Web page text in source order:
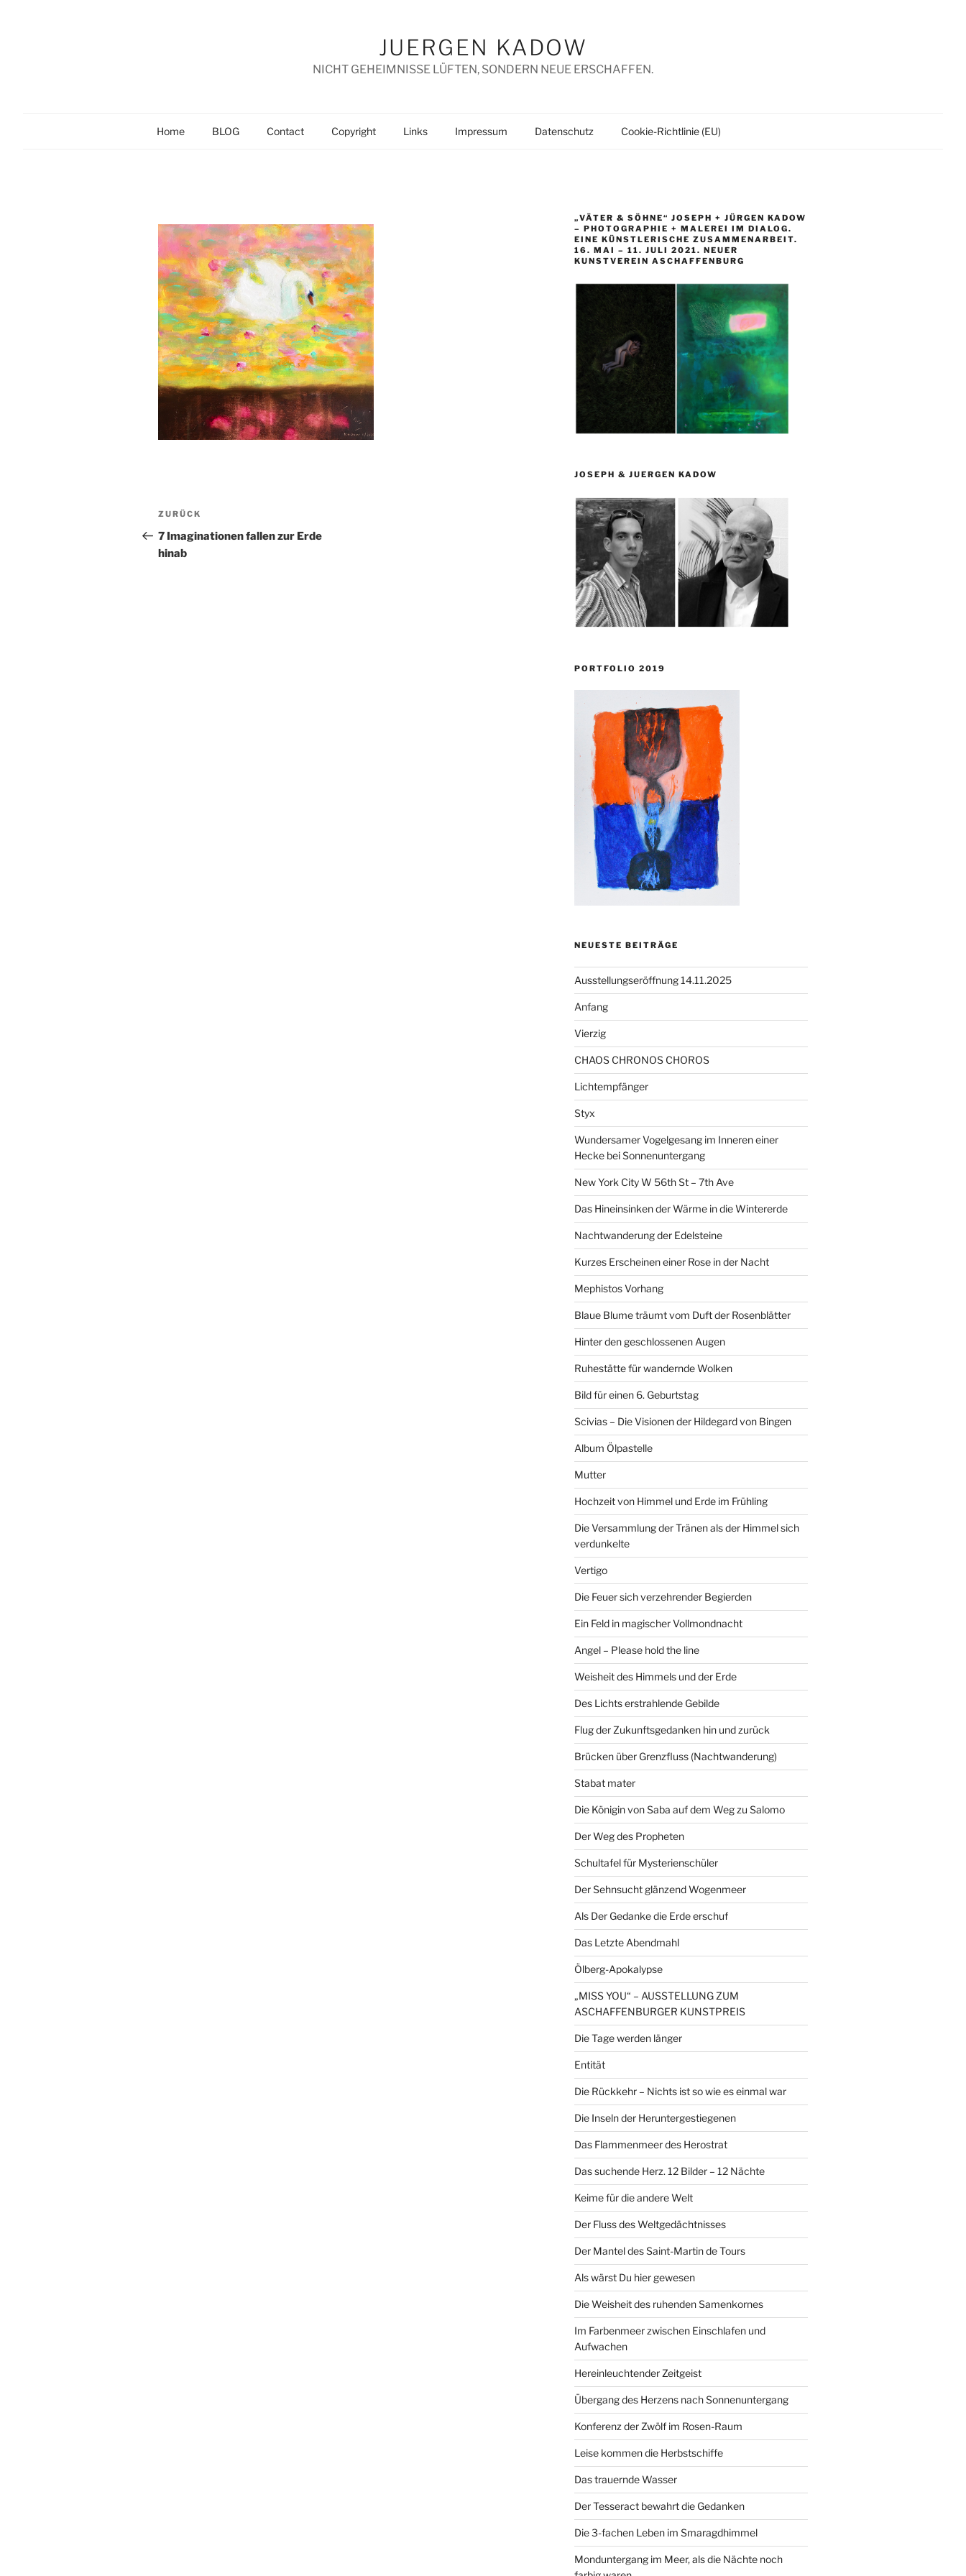
JUERGEN KADOW
NICHT GEHEIMNISSE LÜFTEN, SONDERN NEUE ERSCHAFFEN.
Home BLOG Contact Copyright Links Impressum Datenschutz Cookie-Richtlinie (EU)
Beitragsnavigation
Vorheriger
Beitrag
ZURÜCK
7 Imaginationen fallen zur Erde
hinab
„VÄTER & SÖHNE“ JOSEPH + JÜRGEN KADOW
– PHOTOGRAPHIE + MALEREI IM DIALOG.
EINE KÜNSTLERISCHE ZUSAMMENARBEIT.
16. MAI – 11. JULI 2021. NEUER
KUNSTVEREIN ASCHAFFENBURG
JOSEPH & JUERGEN KADOW
PORTFOLIO 2019
NEUESTE BEITRÄGE
Ausstellungseröffnung 14.11.2025
Anfang
Vierzig
CHAOS CHRONOS CHOROS
Lichtempfänger
Styx
Wundersamer Vogelgesang im Inneren einer
Hecke bei Sonnenuntergang
New York City W 56th St – 7th Ave
Das Hineinsinken der Wärme in die Wintererde
Nachtwanderung der Edelsteine
Kurzes Erscheinen einer Rose in der Nacht
Mephistos Vorhang
Blaue Blume träumt vom Duft der Rosenblätter
Hinter den geschlossenen Augen
Ruhestätte für wandernde Wolken
Bild für einen 6. Geburtstag
Scivias – Die Visionen der Hildegard von Bingen
Album Ölpastelle
Mutter
Hochzeit von Himmel und Erde im Frühling
Die Versammlung der Tränen als der Himmel sich
verdunkelte
Vertigo
Die Feuer sich verzehrender Begierden
Ein Feld in magischer Vollmondnacht
Angel – Please hold the line
Weisheit des Himmels und der Erde
Des Lichts erstrahlende Gebilde
Flug der Zukunftsgedanken hin und zurück
Brücken über Grenzfluss (Nachtwanderung)
Stabat mater
Die Königin von Saba auf dem Weg zu Salomo
Der Weg des Propheten
Schultafel für Mysterienschüler
Der Sehnsucht glänzend Wogenmeer
Als Der Gedanke die Erde erschuf
Das Letzte Abendmahl
Ölberg-Apokalypse
„MISS YOU“ – AUSSTELLUNG ZUM
ASCHAFFENBURGER KUNSTPREIS
Die Tage werden länger
Entität
Die Rückkehr – Nichts ist so wie es einmal war
Die Inseln der Heruntergestiegenen
Das Flammenmeer des Herostrat
Das suchende Herz. 12 Bilder – 12 Nächte
Keime für die andere Welt
Der Fluss des Weltgedächtnisses
Der Mantel des Saint-Martin de Tours
Als wärst Du hier gewesen
Die Weisheit des ruhenden Samenkornes
Im Farbenmeer zwischen Einschlafen und
Aufwachen
Hereinleuchtender Zeitgeist
Übergang des Herzens nach Sonnenuntergang
Konferenz der Zwölf im Rosen-Raum
Leise kommen die Herbstschiffe
Das trauernde Wasser
Der Tesseract bewahrt die Gedanken
Die 3-fachen Leben im Smaragdhimmel
Monduntergang im Meer, als die Nächte noch